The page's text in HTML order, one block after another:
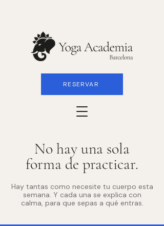
RESERVAR
No hay una sola
forma de practicar.
Hay tantas como necesite tu cuerpo esta
semana. Y cada una se explica con
calma, para que sepas a qué entras.